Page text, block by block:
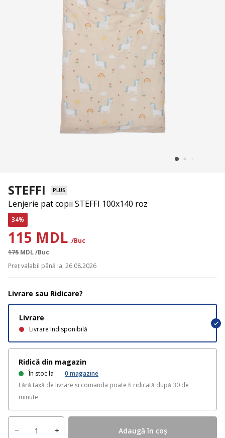
STEFFI PLUS
Lenjerie pat copii STEFFI 100x140 roz
34%
115 MDL /Buc
175 MDL/Buc
Preț valabil până la: 26.08.2026
Livrare sau Ridicare?
Livrare
Livrare Indisponibilă
Ridică din magazin
În stoc la 0 magazine
Fără taxă de livrare și comanda poate fi ridicată după 30 de
minute
Adaugă în coș